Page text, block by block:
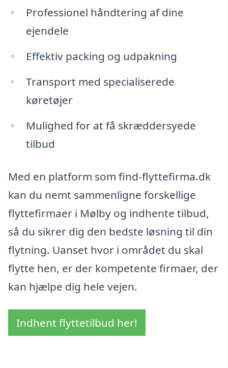
Professionel håndtering af dine
ejendele
Effektiv packing og udpakning
Transport med specialiserede
køretøjer
Mulighed for at få skræddersyede
tilbud
Med en platform som find-flyttefirma.dk
kan du nemt sammenligne forskellige
flyttefirmaer i Mølby og indhente tilbud,
så du sikrer dig den bedste løsning til din
flytning. Uanset hvor i området du skal
flytte hen, er der kompetente firmaer, der
kan hjælpe dig hele vejen.
Indhent flyttetilbud her!